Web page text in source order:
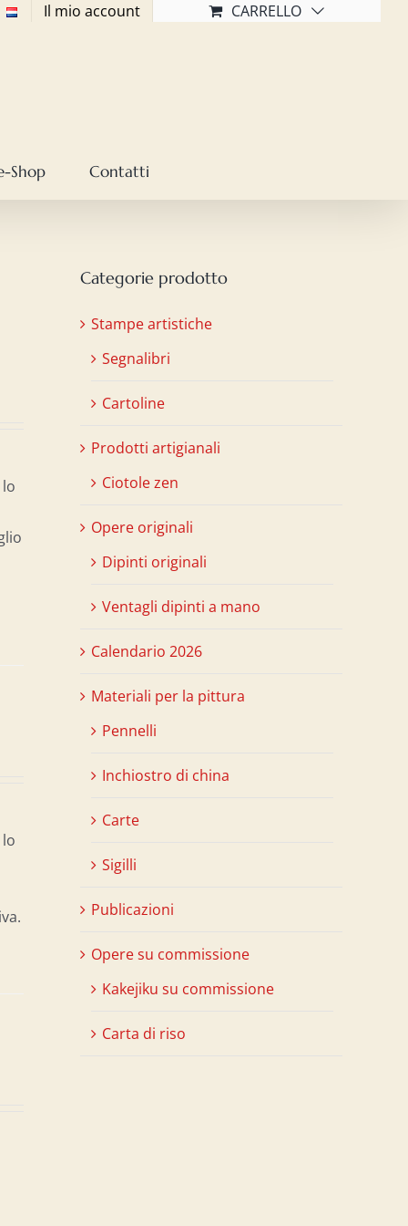
Il mio account CARRELLO
Shop Contatti
Categorie prodotto
Stampe artistiche
Segnalibri
Cartoline
Prodotti artigianali
Ciotole zen
Opere originali
Dipinti originali
Ventagli dipinti a mano
Calendario 2026
Materiali per la pittura
Pennelli
Inchiostro di china
Carte
Sigilli
Publicazioni
Opere su commissione
Kakejiku su commissione
Carta di riso